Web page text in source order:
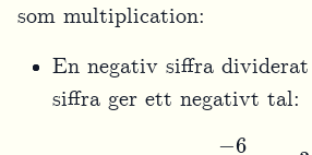
som multiplication:
En negativ siffra
siffra ger ett negativt tal:
−6